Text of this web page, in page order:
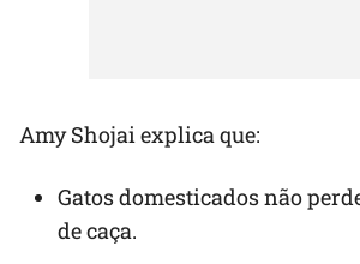
Amy Shojai explica que:
Gatos domesticados não
de caça.